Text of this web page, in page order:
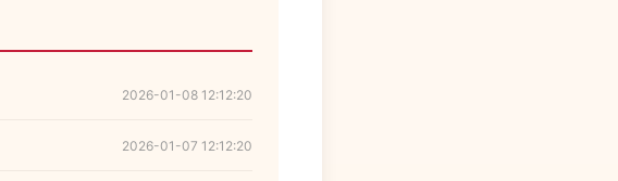
2026-01-08 12:12:20
2026-01-07 12:12:20